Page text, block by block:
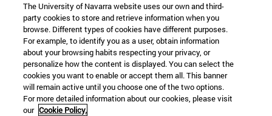
The University of Navarra website uses our own and third-
party cookies to store and retrieve information when you
browse. Different types of cookies have different purposes.
For example, to identify you as a user, obtain information
about your browsing habits respecting your privacy, or
personalize how the content is displayed. You can select the
cookies you want to enable or accept them all. This banner
will remain active until you choose one of the two options.
For more detailed information about our cookies, please visit
our Cookie Policy.